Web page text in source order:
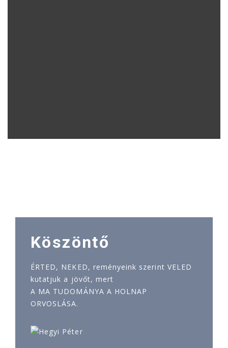
Köszöntő
ÉRTED, NEKED, reményeink szerint VELED
kutatjuk a jövőt, mert
A MA TUDOMÁNYA A HOLNAP
ORVOSLÁSA.